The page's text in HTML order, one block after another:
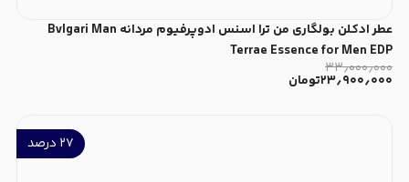
عطر ادکلن بولگاری من ترا اسنس ادوپرفیوم مردانه Bvlgari Man
Terrae Essence for Men EDP
۳۳٫۰۰۰٫۰۰۰
۲۳٫۹۰۰٫۰۰۰تومان
۲۷ درصد